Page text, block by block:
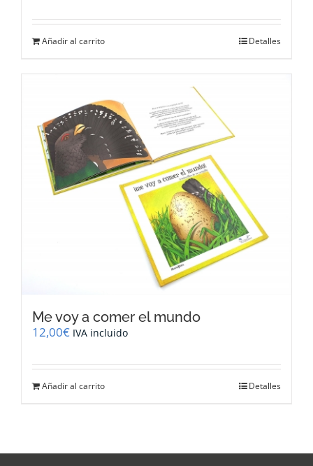
Añadir al carrito Detalles
Me voy a comer el mundo
12,00€ IVA incluido
Añadir al carrito Detalles